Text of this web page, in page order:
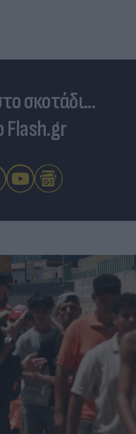
σκοτάδι...
Flash.gr